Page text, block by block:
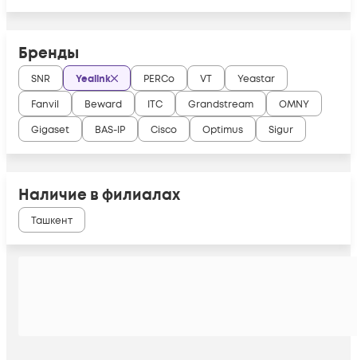
Бренды
SNR Yealink PERCo VT
Yeastar
Fanvil
Beward ITC Grandstream
OMNY
Gigaset
BAS-IP Cisco Optimus Sigur
Наличие в филиалах
Ташкент